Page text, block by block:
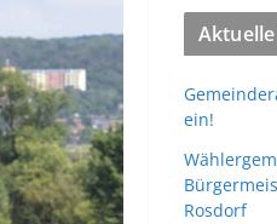
ein!
Rosdorf